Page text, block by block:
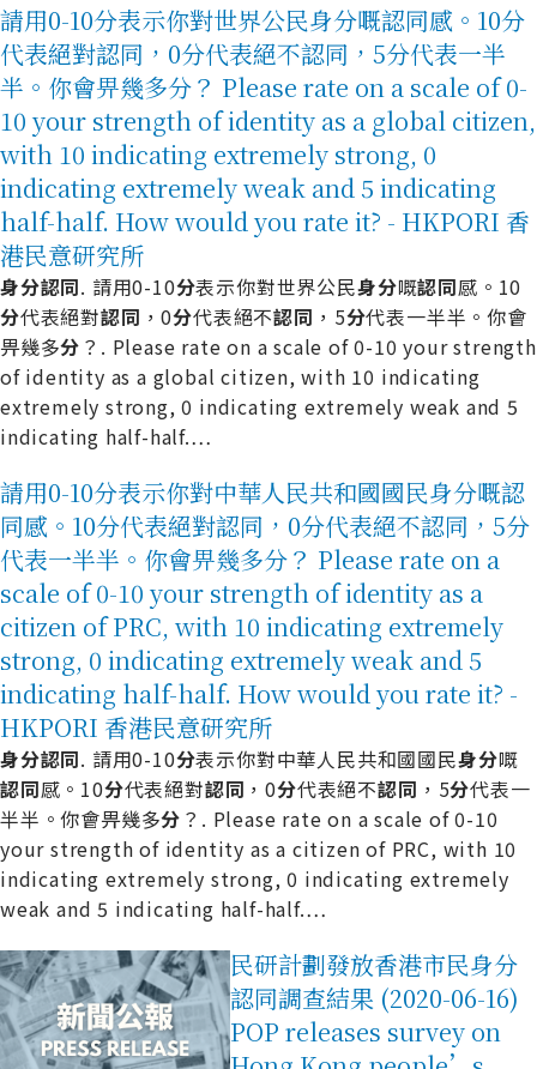
請用0-10分表示你對世界公民身分嘅認同感。10分
代表絕對認同，0分代表絕不認同，5分代表一半
半。你會畀幾多分？ Please rate on a scale of 0-
10 your strength of identity as a global citizen,
with 10 indicating extremely strong, 0
indicating extremely weak and 5 indicating
half-half. How would you rate it? - HKPORI 香
港民意研究所
身分認同. 請用0-10分表示你對世界公民身分嘅認同感。10
分代表絕對認同 ，0分代表絕不認同 ，5分代表一半半。你會
畀幾多分 ？. Please rate on a scale of 0-10 your strength
of identity as a global citizen, with 10 indicating
extremely strong, 0 indicating extremely weak and 5
indicating half-half.…
請用0-10分表示你對中華人民共和國國民身分嘅認
同感。10分代表絕對認同，0分代表絕不認同，5分
代表一半半。你會畀幾多分？ Please rate on a
scale of 0-10 your strength of identity as a
citizen of PRC, with 10 indicating extremely
strong, 0 indicating extremely weak and 5
indicating half-half. How would you rate it? -
HKPORI 香港民意研究所
身分認同. 請用0-10分表示你對中華人民共和國國民身分嘅
認同感。10分代表絕對認同 ，0分代表絕不認同 ，5分代表一
半半。你會畀幾多分 ？. Please rate on a scale of 0-10
your strength of identity as a citizen of PRC, with 10
indicating extremely strong, 0 indicating extremely
weak and 5 indicating half-half.…
民研計劃發放香港市民身分
認同調查結果 (2020-06-16)
POP releases survey on